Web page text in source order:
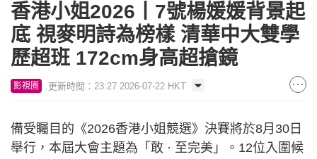
香港小姐2026丨7號楊媛媛背景起
底 視麥明詩為榜樣 清華中大雙學
歷超班 172cm身高超搶鏡
影視圈 更新時間：23:27 2026-07-22 HKT
備受矚目的《2026香港小姐競選》決賽將於8月30日
舉行，本屆大會主題為「敢 · 至完美」。12位入圍候